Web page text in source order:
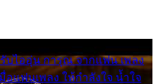
บไออุ่น การุณ จากแฟน เพลง
อแฟนเพลง ให้กำลังใจ น้ำใจ